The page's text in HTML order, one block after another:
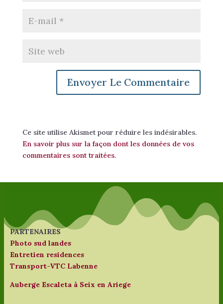
Ce site utilise Akismet pour réduire les indésirables.
En savoir plus sur la façon dont les données de vos
commentaires sont traitées.
PARTENAIRES
Photo sud landes
Entretien residences
Transport-VTC Labenne
Auberge Escaleta à Seix en Ariege